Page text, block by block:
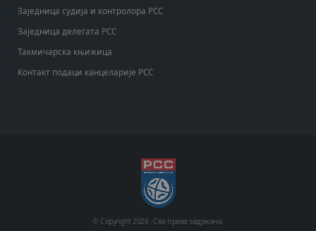
Заједница судија и контролора РСС
Заједница делегата РСС
Такмичарска књижица
Контакт подаци канцеларије РСС
© Copyright2026 . Сва права задржана.